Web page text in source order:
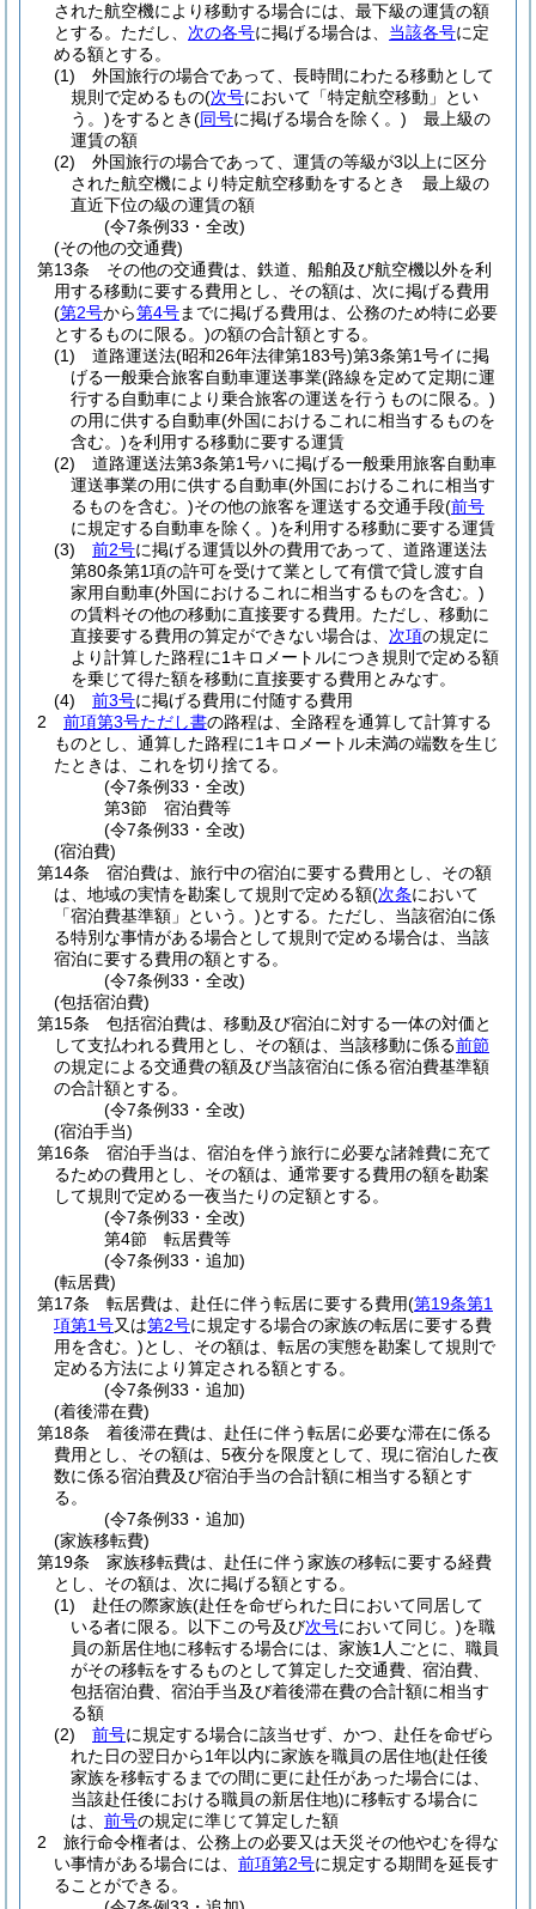
された航空機により移動する場合には、最下級の運賃の額
とする。 ただし、 次の各号に掲げる場合は、 当該各号に定
める額とする。
(1)
外国旅行の場合であって、長時間にわたる移動として
規則で定めるもの(次号において「特定航空移動」とい
う。)をするとき(同号に掲げる場合を除く。) 最上級の
運賃の額
(2)
外国旅行の場合であって、運賃の等級が3以上に区分
された航空機により特定航空移動をするとき 最上級の
直近下位の級の運賃の額
(令7条例33・全改)
(その他の交通費)
第13条
その他の交通費は、鉄道、船舶及び航空機以外を利
用する移動に要する費用とし、その額は、次に掲げる費用
(第2号から第4号までに掲げる費用は、公務のため特に必要
とするものに限る。)の額の合計額とする。
(1)
道路運送法(昭和26年法律第183号)第3条第1号イに掲
げる一般乗合旅客自動車運送事業(路線を定めて定期に運
行する自動車により乗合旅客の運送を行うものに限る。)
の用に供する自動車(外国におけるこれに相当するものを
含む。)を利用する移動に要する運賃
(2)
道路運送法第3条第1号ハに掲げる一般乗用旅客自動車
運送事業の用に供する自動車(外国におけるこれに相当す
るものを含む。)その他の旅客を運送する交通手段(前号
に規定する自動車を除く。)を利用する移動に要する運賃
(3)
前2号に掲げる運賃以外の費用であって、道路運送法
第80条第1項の許可を受けて業として有償で貸し渡す自
家用自動車(外国におけるこれに相当するものを含む。)
の賃料その他の移動に直接要する費用。 ただし、移動に
直接要する費用の算定ができない場合は、 次項の規定に
より計算した路程に1キロメートルにつき規則で定める額
を乗じて得た額を移動に直接要する費用とみなす。
(4)
前3号に掲げる費用に付随する費用
2
前項第3号ただし書の路程は、全路程を通算して計算する
ものとし、通算した路程に1キロメートル未満の端数を生じ
たときは、これを切り捨てる。
(令7条例33・全改)
第3節
宿泊費等
(令7条例33・全改)
(宿泊費)
第14条
宿泊費は、旅行中の宿泊に要する費用とし、その額
は、地域の実情を勘案して規則で定める額(次条において
「宿泊費基準額」という。)とする。 ただし、当該宿泊に係
る特別な事情がある場合として規則で定める場合は、当該
宿泊に要する費用の額とする。
(令7条例33・全改)
(包括宿泊費)
第15条
包括宿泊費は、移動及び宿泊に対する一体の対価と
して支払われる費用とし、その額は、当該移動に係る前節
の規定による交通費の額及び当該宿泊に係る宿泊費基準額
の合計額とする。
(令7条例33・全改)
(宿泊手当)
第16条
宿泊手当は、宿泊を伴う旅行に必要な諸雑費に充て
るための費用とし、その額は、通常要する費用の額を勘案
して規則で定める一夜当たりの定額とする。
(令7条例33・全改)
第4節
転居費等
(令7条例33・追加)
(転居費)
第17条
転居費は、赴任に伴う転居に要する費用(第19条第1
項第1号又は第2号に規定する場合の家族の転居に要する費
用を含む。)とし、その額は、転居の実態を勘案して規則で
定める方法により算定される額とする。
(令7条例33・追加)
(着後滞在費)
第18条
着後滞在費は、赴任に伴う転居に必要な滞在に係る
費用とし、その額は、5夜分を限度として、現に宿泊した夜
数に係る宿泊費及び宿泊手当の合計額に相当する額とす
る。
(令7条例33・追加)
(家族移転費)
第19条
家族移転費は、赴任に伴う家族の移転に要する経費
とし、その額は、次に掲げる額とする。
(1)
赴任の際家族(赴任を命ぜられた日において同居して
いる者に限る。以下この号及び次号において同じ。)を職
員の新居住地に移転する場合には、家族1人ごとに、職員
がその移転をするものとして算定した交通費、宿泊費、
包括宿泊費、宿泊手当及び着後滞在費の合計額に相当す
る額
(2)
前号に規定する場合に該当せず、かつ、赴任を命ぜら
れた日の翌日から1年以内に家族を職員の居住地(赴任後
家族を移転するまでの間に更に赴任があった場合には、
当該赴任後における職員の新居住地)に移転する場合に
は、 前号の規定に準じて算定した額
2
旅行命令権者は、公務上の必要又は天災その他やむを得な
い事情がある場合には、 前項第2号に規定する期間を延長す
ることができる。